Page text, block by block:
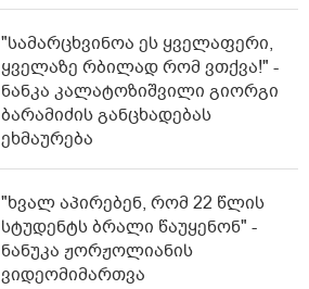
"სა­მარ­ცხვი­ნოა ეს ყვე­ლა­ფე­რი,
ყვე­ლა­ზე რბი­ლად რომ ვთქვა!" -
ნანკა კალატოზიშვილი გიორგი
ბარამიძის განცხადებას
ეხმაურება
"ხვალ აპირებენ, რომ 22 წლის
სტუდენტს ბრალი წაუყენონ" -
ნანუკა ჟორჟოლიანის
ვიდეომიმართვა